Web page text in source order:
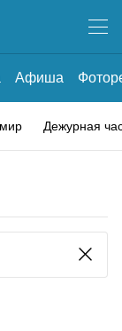
Афиша
Дежурная